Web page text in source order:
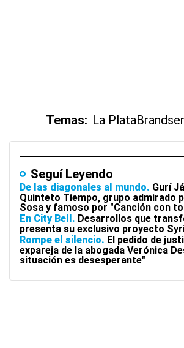
Temas: La Plata
Seguí Leyendo
De las diagonales al mundo Gurí
Quinteto Tiempo, grupo admirado
Sosa y famoso por "Canción con
En City Bell
Desarrollos que
presenta su exclusivo proyecto
Rompe el silencio El pedido de
expareja de la abogada Verónica
situación es desesperante"